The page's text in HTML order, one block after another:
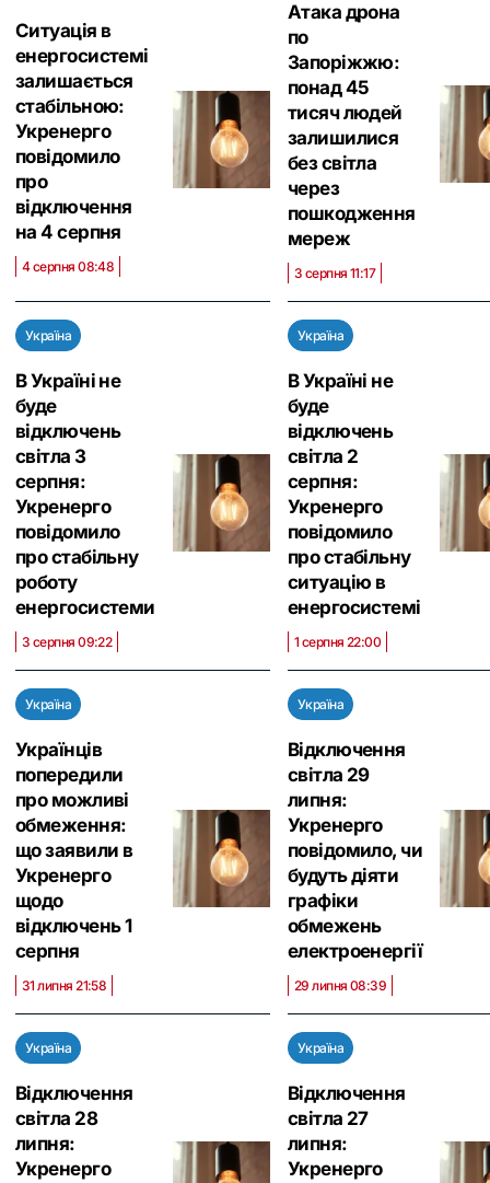
Ситуація в
енергосистемі
залишається
стабільною:
Укренерго
повідомило
про
відключення
на 4 серпня
4 серпня 08:48
Атака дрона
по
Запоріжжю:
понад 45
тисяч людей
залишилися
без світла
через
пошкодження
мереж
3 серпня 11:17
Україна
В Україні не
буде
відключень
світла 3
серпня:
Укренерго
повідомило
про стабільну
роботу
енергосистеми
3 серпня 09:22
Україна
В Україні не
буде
відключень
світла 2
серпня:
Укренерго
повідомило
про стабільну
ситуацію в
енергосистемі
1 серпня 22:00
Україна
Українців
попередили
про можливі
обмеження:
що заявили в
Укренерго
щодо
відключень 1
серпня
31 липня 21:58
Україна
Відключення
світла 29
липня:
Укренерго
повідомило, чи
будуть діяти
графіки
обмежень
електроенергії
29 липня 08:39
Україна
Відключення
світла 28
липня:
Укренерго
Україна
Відключення
світла 27
липня:
Укренерго